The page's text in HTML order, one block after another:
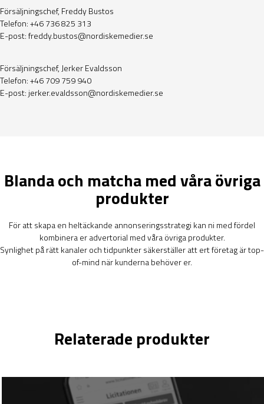
Försäljningschef, Freddy Bustos
Telefon: +46 736 825 313
E-post:freddy.bustos@nordiskemedier.se
Försäljningschef, Jerker Evaldsson
Telefon: +46 709 759 940
E-post: jerker.evaldsson@nordiskemedier.se
Blanda och matcha med våra övriga
produkter
För att skapa en heltäckande annonseringsstrategi kan ni med fördel
kombinera er advertorial med våra övriga produkter.
Synlighet på rätt kanaler och tidpunkter säkerställer att ert företag är top-
of-mind när kunderna behöver er.
Relaterade produkter